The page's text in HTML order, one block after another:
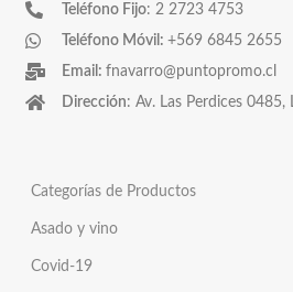
Teléfono Fijo: 2 2723 4753
Teléfono Móvil: +569 6845 2655
Email: fnavarro@puntopromo.cl
Dirección: Av. Las Perdices 0485,
Categorías de Productos
Asado y vino
Covid-19